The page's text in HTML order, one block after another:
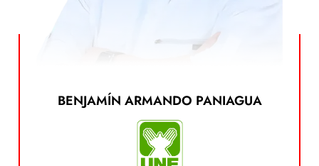
BENJAMÍN ARMANDO PANIAGUA
Actualmente este partido no cuenta con un plan
de gobierno por escrito, anclado a sus redes
sociales o accesible mediante un enlace, de ser
publicarlo estará disponible en el siguiente botón: